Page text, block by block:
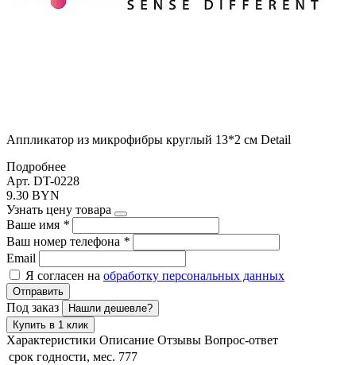
Аппликатор из микрофибры круглый 13*2 см Detail
Подробнее
Арт. DT-0228
9.30 BYN
Узнать цену товара
Ваше имя *
Ваш номер телефона *
Email
Я согласен на обработку персональных данных
Отправить
Под заказ
Нашли дешевле?
Купить в 1 клик
Характеристики Описание Отзывы Вопрос-ответ
срок годности, мес. 777